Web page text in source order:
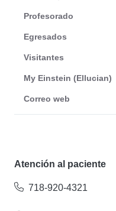
Profesorado
Egresados
Visitantes
My Einstein (Ellucian)
Correo web
Atención al paciente
718-920-4321